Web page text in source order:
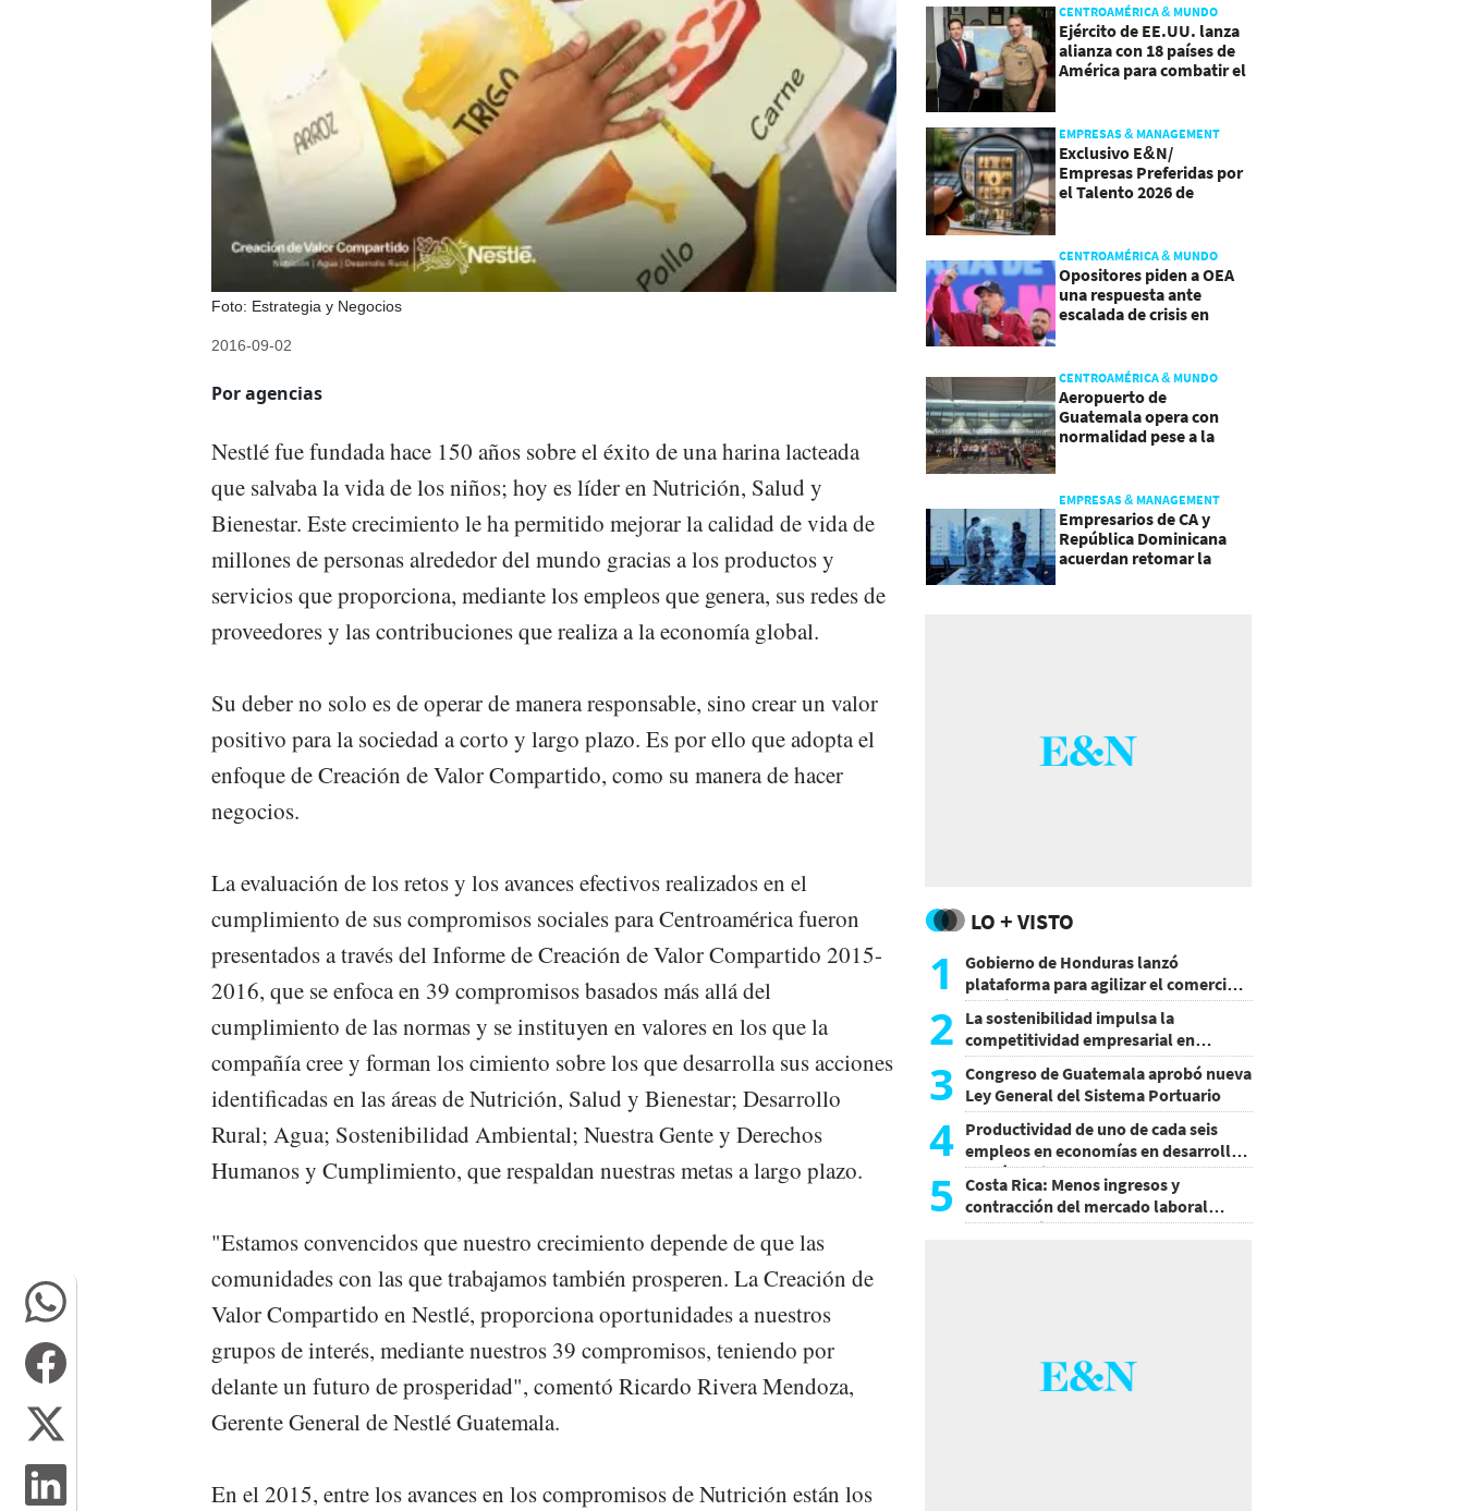
Foto: Estrategia y Negocios
2016-09-02
Por agencias
Nestlé fue fundada hace 150 años sobre el éxito de una harina lacteada
que salvaba la vida de los niños; hoy es líder en Nutrición, Salud y
Bienestar. Este crecimiento le ha permitido mejorar la calidad de vida de
millones de personas alrededor del mundo gracias a los productos y
servicios que proporciona, mediante los empleos que genera, sus redes de
proveedores y las contribuciones que realiza a la economía global.
Su deber no solo es de operar de manera responsable, sino crear un valor
positivo para la sociedad a corto y largo plazo. Es por ello que adopta el
enfoque de Creación de Valor Compartido, como su manera de hacer
negocios.
La evaluación de los retos y los avances efectivos realizados en el
cumplimiento de sus compromisos sociales para Centroamérica fueron
presentados a través del Informe de Creación de Valor Compartido 2015-
2016, que se enfoca en 39 compromisos basados más allá del
cumplimiento de las normas y se instituyen en valores en los que la
compañía cree y forman los cimiento sobre los que desarrolla sus acciones
identificadas en las áreas de Nutrición, Salud y Bienestar; Desarrollo
Rural; Agua; Sostenibilidad Ambiental; Nuestra Gente y Derechos
Humanos y Cumplimiento, que respaldan nuestras metas a largo plazo.
"Estamos convencidos que nuestro crecimiento depende de que las
comunidades con las que trabajamos también prosperen. La Creación de
Valor Compartido en Nestlé, proporciona oportunidades a nuestros
grupos de interés, mediante nuestros 39 compromisos, teniendo por
delante un futuro de prosperidad", comentó Ricardo Rivera Mendoza,
Gerente General de Nestlé Guatemala.
En el 2015, entre los avances en los compromisos de Nutrición están los
CENTROAMÉRICA & MUNDO
Ejército de EE.UU. lanza
alianza con 18 países de
América para combatir el
EMPRESAS & MANAGEMENT
Exclusivo E&N/
Empresas Preferidas por
el Talento 2026 de
CENTROAMÉRICA & MUNDO
Opositores piden a OEA
una respuesta ante
escalada de crisis en
CENTROAMÉRICA & MUNDO
Aeropuerto de
Guatemala opera con
normalidad pese a la
EMPRESAS & MANAGEMENT
Empresarios de CA y
República Dominicana
acuerdan retomar la
LO + VISTO
1
Gobierno de Honduras lanzó
plataforma para agilizar el comercio
exterior
2 La sostenibilidad impulsa la
competitividad empresarial en
Guatemala
3 Congreso de Guatemala aprobó nueva
Ley General del Sistema Portuario
4 Productividad de uno de cada seis
empleos en economías en desarrollo
podría mejorar por la IA
5
Costa Rica: Menos ingresos y
contracción del mercado laboral
causan baja del consumo